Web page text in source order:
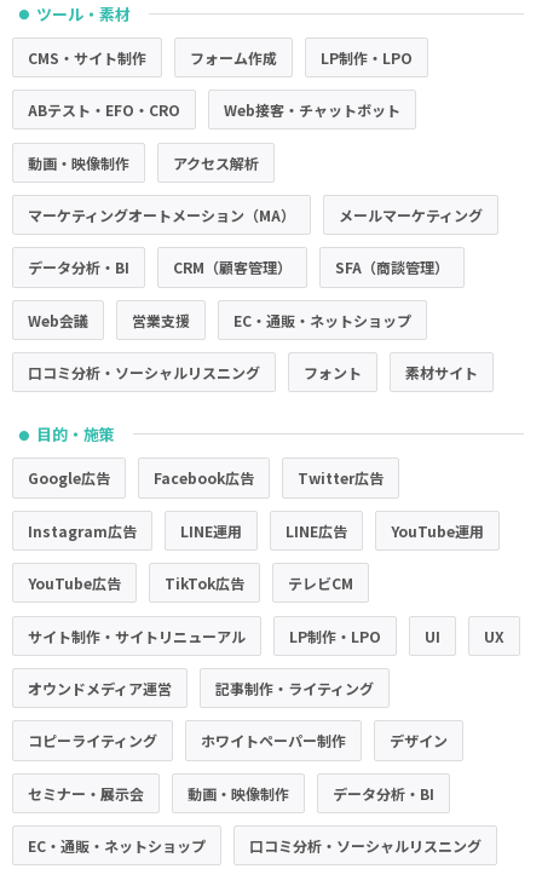
● ツール・素材
CMS・サイト制作 フォーム作成 LP制作・LPO
ABテスト・EFO・CRO Web接客・チャットボット
動画・映像制作 アクセス解析
マーケティングオートメーション（MA） メールマーケティング
データ分析・BI CRM（顧客管理） SFA（商談管理）
Web会議 営業支援 EC・通販・ネットショップ
口コミ分析・ソーシャルリスニング フォント 素材サイト
● 目的・施策
Google広告 Facebook広告 Twitter広告
Instagram広告 LINE運用 LINE広告 YouTube運用
YouTube広告 TikTok広告 テレビCM
サイト制作・サイトリニューアル LP制作・LPO UI UX
オウンドメディア運営 記事制作・ライティング
コピーライティング ホワイトペーパー制作 デザイン
セミナー・展示会 動画・映像制作 データ分析・BI
EC・通販・ネットショップ 口コミ分析・ソーシャルリスニング